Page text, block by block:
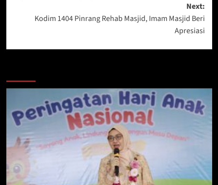
Next:
Kodim 1404 Pinrang Rehab Masjid, Imam Masjid Beri
Apresiasi